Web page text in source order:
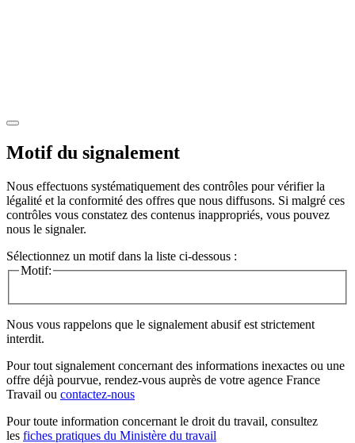
Motif du signalement
Nous effectuons systématiquement des contrôles pour vérifier la
légalité et la conformité des offres que nous diffusons. Si malgré ces
contrôles vous constatez des contenus inappropriés, vous pouvez
nous le signaler.
Sélectionnez un motif dans la liste ci-dessous :
Motif:
Nous vous rappelons que le signalement abusif est strictement
interdit.
Pour tout signalement concernant des informations inexactes ou une
offre déjà pourvue, rendez-vous auprès de votre agence France
Travail ou contactez-nous
Pour toute information concernant le droit du travail, consultez
les fiches pratiques du Ministère du travail